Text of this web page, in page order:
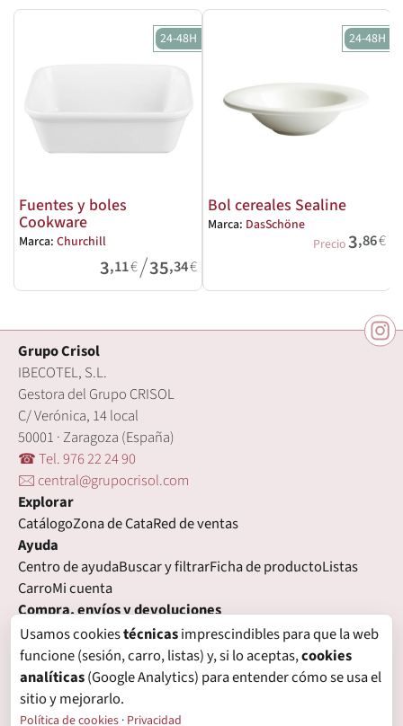
24-48H
Fuentes y boles
Cookware
Marca: Churchill
3,11€/35,34€
24-48H
Bol cereales Sealine
Marca: DasSchöne
Precio3,86€
Grupo Crisol
IBECOTEL, S.L.
Gestora del Grupo CRISOL
C/ Verónica, 14 local
50001 · Zaragoza (España)
☎ Tel. 976 22 24 90
🖂 central@grupocrisol.com
Explorar
CatálogoZona de CataRed de ventas
Ayuda
Centro de ayudaBuscar y filtrarFicha de productoListas
CarroMi cuenta
Compra, envíos y devoluciones
Condiciones de compraFormas de pagoGastos de envío
Plazos de entregaDevolucionesGarantía
Legal
Aviso legalPrivacidad
Política de cookiesPreferencias de cookies
Usamos cookiestécnicasimprescindibles para que la web
funcione (sesión, carro, listas) y, si lo aceptas,cookies
analíticas(Google Analytics) para entender cómo se usa el
sitio y mejorarlo.
Política de cookies · Privacidad